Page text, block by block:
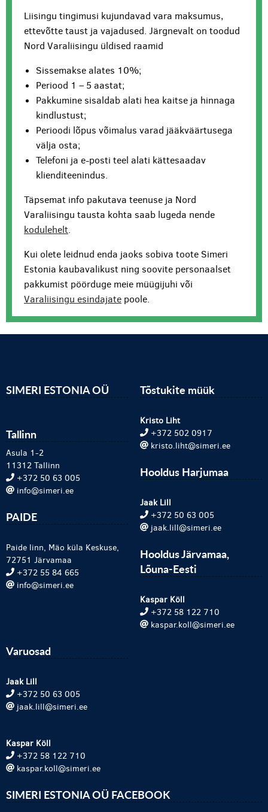
Liisingu tingimusi kujundavad vara maksumus,
ettevõtte taust ja vajadused. Järgnevalt on toodud
Nord Varaliisingu üldised raamid
Sissemakse alates 10%;
Periood 1 – 5 aastat;
Pakkumine sisaldab alati hea kaitse ja hinnaga
kindlustust;
Perioodi lõpus võimalus varad jääkväärtusega
välja osta;
Telefoni ja e-posti teel alati kättesaadav
klienditeenindus.
Täpsemat info pakutava teenuse ja Nord
Varaliisingu tausta kohta saab lugeda nende
kodulehelt.
Kui olete leidnud enda jaoks sobiva toote Simeri
Estonia kaubavalikust ning soovite personaalset
pakkumist pöörduge meie müügijuhi või
Varaliisingu esindajate poole.
SIMERI ESTONIA OÜ
Tallinn
Asula 1-2
11312 Tallinn
+372 50 63 005
info@simeri.ee
PAIDE
Paide linn, Mäo küla Keskuse,
72751 Järvamaa
+372 55 84 665
info@simeri.ee
Tõstukite müük
Kristo Liht
+372 502 0917
kristo.liht@simeri.ee
Hooldus Harjumaa
Jaak Lill
+372 50 63 005
jaak.lill@simeri.ee
Hooldus Järvamaa,
Lõuna-Eesti
Kaspar Köll
+372 58 122 710
kaspar.koll@simeri.ee
Varuosad
Jaak Lill
+372 50 63 005
jaak.lill@simeri.ee
Kaspar Köll
+372 58 122 710
kaspar.koll@simeri.ee
SIMERI ESTONIA OÜ FACEBOOK